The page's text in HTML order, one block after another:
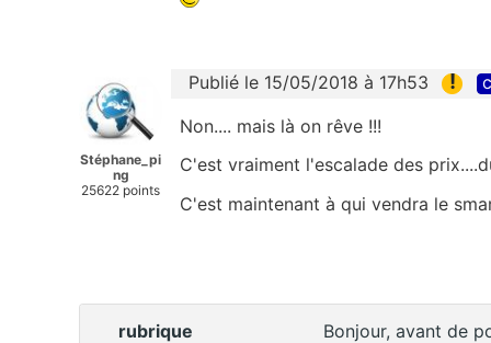
Stéphane_pi
ng
25622 points
Publié le 15/05/2018 à 17h53 !
Non.... mais là on rêve !!!
C'est vraiment l'escalade des
C'est maintenant à qui vendra le
rubrique
Bonjour, avant de